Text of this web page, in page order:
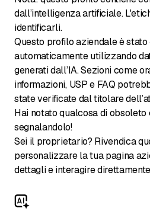
dall’intelligenza artificiale.
identificarli.
Questo profilo aziendale è stato
automaticamente utilizzando
generati dall’IA. Sezioni come
informazioni, USP e FAQ
state verificate dal titolare
Hai notato qualcosa di obsoleto
segnalandolo!
Sei il proprietario? Rivendica
personalizzare la tua pagina
dettagli e interagire